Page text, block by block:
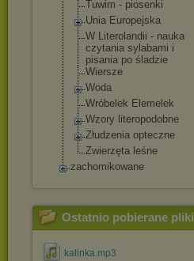
Tuwim - piosenki
Unia Europejska
W Literolandii - nauka
czytania sylabami i
pisania po śladzie
Wiersze
Woda
Wróbelek Elemelek
Wzory literopodobne
Złudzenia opteczne
Zwierzęta leśne
zachomikowane
Ostatnio pobierane pliki
kalinka.mp3